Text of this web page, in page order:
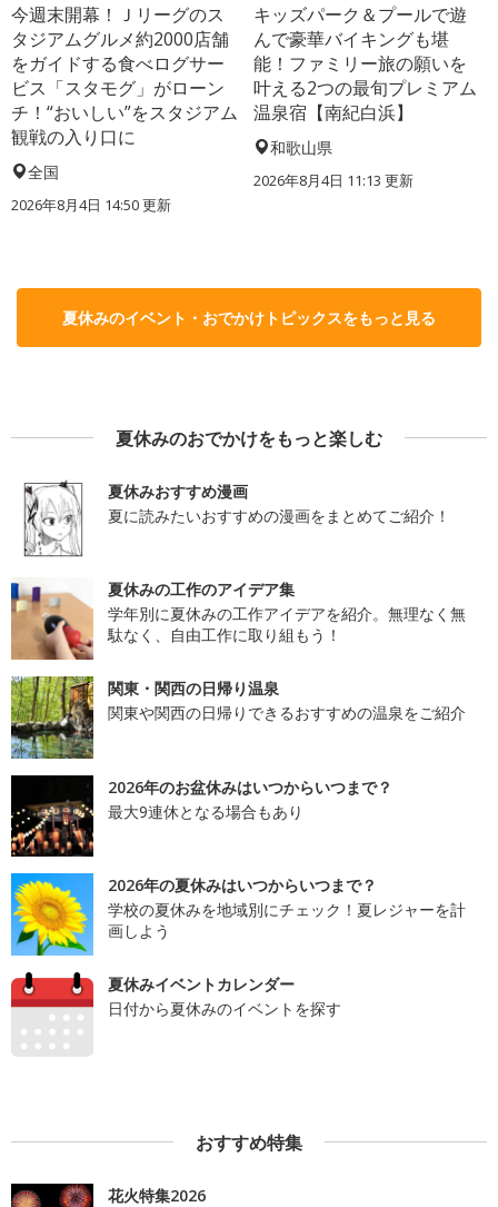
今週末開幕！Ｊリーグのス
タジアムグルメ約2000店舗
をガイドする食べログサー
ビス「スタモグ」がローン
チ！“おいしい”をスタジアム
観戦の入り口に
全国
2026年8月4日 14:50更新
キッズパーク＆プールで遊
んで豪華バイキングも堪
能！ファミリー旅の願いを
叶える2つの最旬プレミアム
温泉宿【南紀白浜】
和歌山県
2026年8月4日 11:13 更新
夏休みのイベント・おでかけトピックスをもっと見る
夏休みのおでかけをもっと楽しむ
夏休みおすすめ漫画
夏に読みたいおすすめの漫画をまとめてご紹介！
夏休みの工作のアイデア集
学年別に夏休みの工作アイデアを紹介。無理なく無
駄なく、自由工作に取り組もう！
関東・関西の日帰り温泉
関東や関西の日帰りできるおすすめの温泉をご紹介
2026年のお盆休みはいつからいつまで？
最大9連休となる場合もあり
2026年の夏休みはいつからいつまで？
学校の夏休みを地域別にチェック！夏レジャーを計
画しよう
夏休みイベントカレンダー
日付から夏休みのイベントを探す
おすすめ特集
花火特集2026